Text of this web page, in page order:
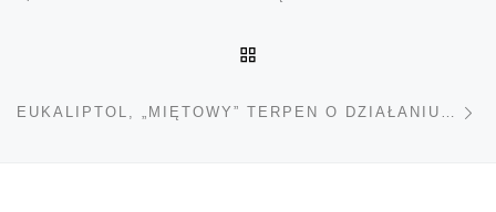
EUKALIPTOL, „MIĘTOWY” TERPEN O DZIAŁANIU CHŁODZĄCYM